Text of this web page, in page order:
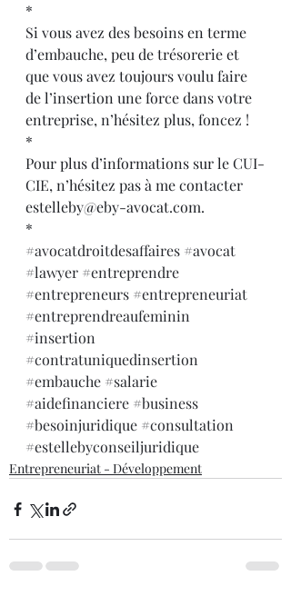
*
Si vous avez des besoins en terme
d’embauche, peu de trésorerie et
que vous avez toujours voulu faire
de l’insertion une force dans votre
entreprise, n’hésitez plus, foncez !
*
Pour plus d’informations sur le CUI-
CIE, n’hésitez pas à me contacter
estelleby@eby-avocat.com.
*
#avocatdroitdesaffaires #avocat
#lawyer #entreprendre
#entrepreneurs #entrepreneuriat
#entreprendreaufeminin
#insertion
#contratuniquedinsertion
#embauche #salarie
#aidefinanciere #business
#besoinjuridique #consultation
#estellebyconseiljuridique
Entrepreneuriat - Développement